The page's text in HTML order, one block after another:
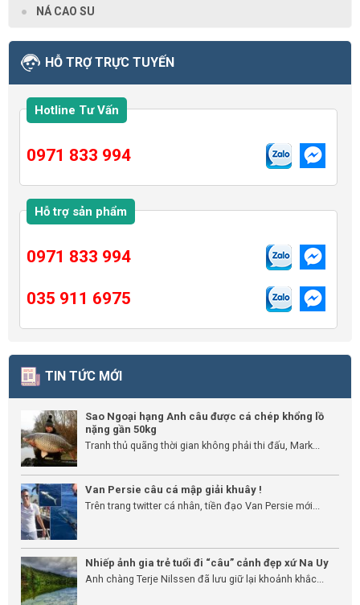
NÁ CAO SU
HỖ TRỢ TRỰC TUYẾN
Hotline Tư Vấn
0971 833 994
Hỗ trợ sản phẩm
0971 833 994
035 911 6975
TIN TỨC MỚI
Sao Ngoại hạng Anh câu được cá chép khổng lồ
nặng gần 50kg
Tranh thủ quãng thời gian không phải thi đấu, Mark...
Van Persie câu cá mập giải khuây !
Trên trang twitter cá nhân, tiền đạo Van Persie mới...
Nhiếp ảnh gia trẻ tuổi đi “câu” cảnh đẹp xứ Na Uy
Anh chàng Terje Nilssen đã lưu giữ lại khoảnh khắc...